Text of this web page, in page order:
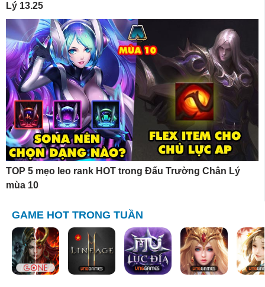
Lý 13.25
TOP 5 mẹo leo rank HOT trong Đấu Trường Chân Lý
mùa 10
GAME HOT TRONG TUẦN